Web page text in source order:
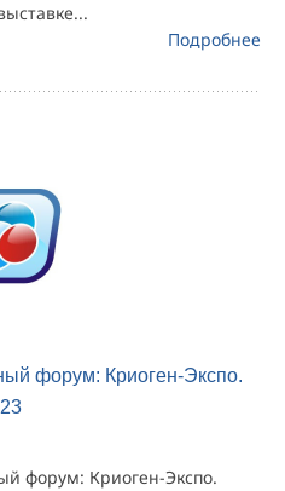
Подробнее
форум: Криоген-Экспо.
форум: Криоген-Экспо.